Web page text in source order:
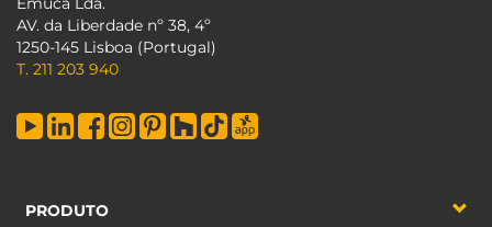
AV. da Liberdade nº 38, 4º
1250-145 Lisboa (Portugal)
T. 211 203 940
PRODUTO